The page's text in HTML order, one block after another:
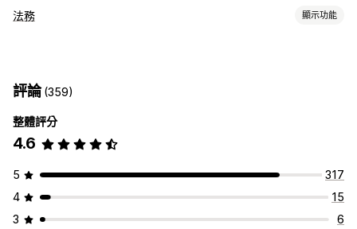
購物車顯示畫面
法務 顯示功能
核取方塊
評論(359)
整體評分
4.6
5
317
4
15
3
6